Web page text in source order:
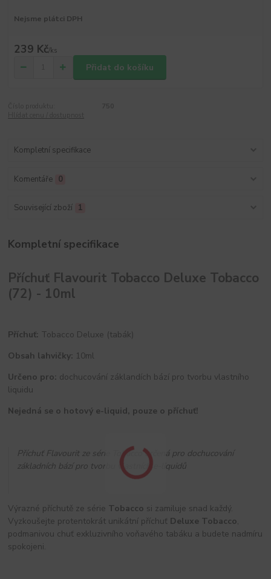
Nejsme plátci DPH
239 Kč/ks
Přidat do košíku
Kompletní specifikace
Komentáře 0
Související zboží 1
Kompletní specifikace
Příchuť Flavourit Tobacco Deluxe Tobacco
(72) - 10ml
Příchuť: Tobacco Deluxe (tabák)
Obsah lahvičky: 10ml
Určeno pro: dochucování záklandích bází pro tvorbu vlastního
liquidu
Nejedná se o hotový e-liquid, pouze o příchuť!
Příchuť Flavourit ze série Tobacco určená pro dochucování
základních bází pro tvorbu vlastních e-liquidů
Výrazné příchutě ze série Tobacco si zamiluje snad každý.
Vyzkoušejte protentokrát unikátní příchuť Deluxe Tobacco,
podmanivou chuť exkluzivního voňavého tabáku a budete nadmíru
spokojeni.